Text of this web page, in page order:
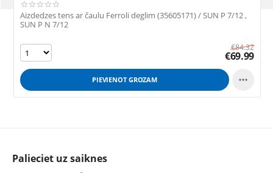
Aizdedzes tens ar čaulu Ferroli deglim (35605171) / SUN P 7/12 ,
SUN P N 7/12
€84.32
€69.99
PIEVIENOT GROZAM 
Palieciet uz saiknes